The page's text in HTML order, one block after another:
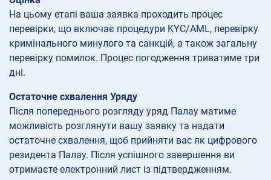
На цьому етапі ваша заявка проходить процес
перевірки, що включає процедури KYC/AML, перевірку
кримінального минулого та санкцій, а також загальну
перевірку помилок. Процес погодження триватиме три
дні.
Остаточне схвалення Уряду
Після попереднього розгляду уряд Палау матиме
можливість розглянути вашу заявку та надати
остаточне схвалення, щоб прийняти вас як цифрового
резидента Палау. Після успішного завершення ви
отримаєте електронний лист із підтвердженням.